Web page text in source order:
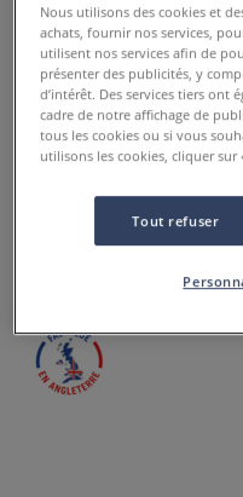
Set encre
tissus Essdee
Set d'encres textiles
Couleurs éclatantes,
faciles à nettoyer.
Nous utilisons des cookies et
achats, fournir nos services,
utilisent nos services afin de
présenter des publicités, y
d’intérêt. Des services tiers ont
cadre de notre affichage de
tous les cookies ou si vous
utilisons les cookies, cliquer sur
Tout refuser